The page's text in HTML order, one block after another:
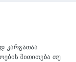
კარგათაა
მითითება თუ